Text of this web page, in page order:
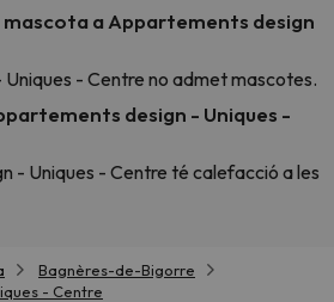
a Appartements design
- Centre no admet mascotes.
design - Uniques -
- Uniques - Centre té calefacció a les
Bagnères-de-Bigorre
- Centre